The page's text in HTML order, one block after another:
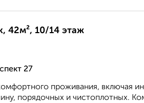
42м², 10/14 этаж
27
проживания, включая
порядочных и чистоплотных.